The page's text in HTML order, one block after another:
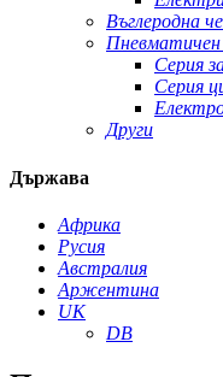
Въглеродна
Серия
Серия
Други
Държава
Африка
Русия
Австралия
Аржентина
UK
DB